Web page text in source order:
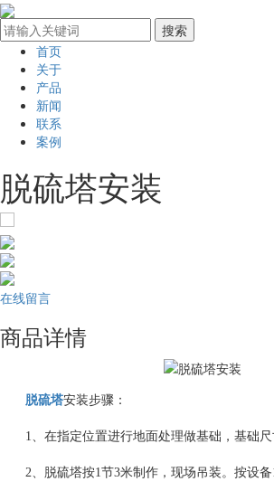
首页
关于
产品
新闻
联系
案例
脱硫塔安装
在线留言
商品详情
脱硫塔安装步骤：
1、在指定位置进行地面处理做基础，基础尺
2、脱硫塔按1节3米制作，现场吊装。按设